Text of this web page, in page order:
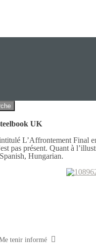
UK
L’Affrontement Final
pas présent. Quant à
Hungarian.
tenir informé